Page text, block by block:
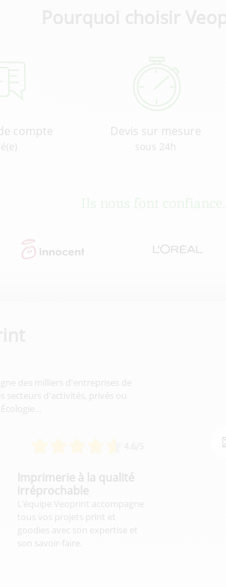
compte Devis sur mesure
sous 24h
des milliers d'entreprises de
secteurs d'activités, privés ou
Imprimerie à la qualité
irréprochable
L’équipe Veoprint accompagne
tous vos projets print et
goodies avec son expertise et
son savoir-faire.